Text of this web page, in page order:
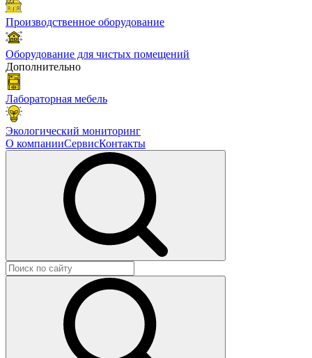
Производственное оборудование
Оборудование для чистых помещений
Дополнительно
Лабораторная мебель
Экологический мониторинг
О компанииСервисКонтакты